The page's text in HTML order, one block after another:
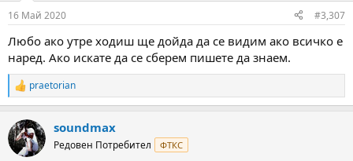
s
16 Май 2020 #3,307
Любо ако утре ходиш ще дойда да се видим ако всичко е
наред. Ако искате да се сберем пишете да знаем.
R
e
c
t
i
praetorian
soundmax
Редовен Потребител ФТКС